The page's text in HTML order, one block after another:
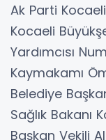
Ak Parti
Kocaeli
Yardımcısı
Kaymakamı
Belediye
Sağlık Bakanı
Başkan Vekili